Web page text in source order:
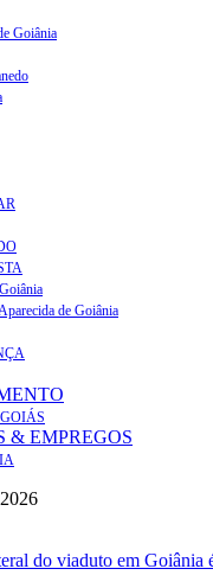
Goiânia
de Goiânia
& EMPREGOS
do viaduto em Goiânia